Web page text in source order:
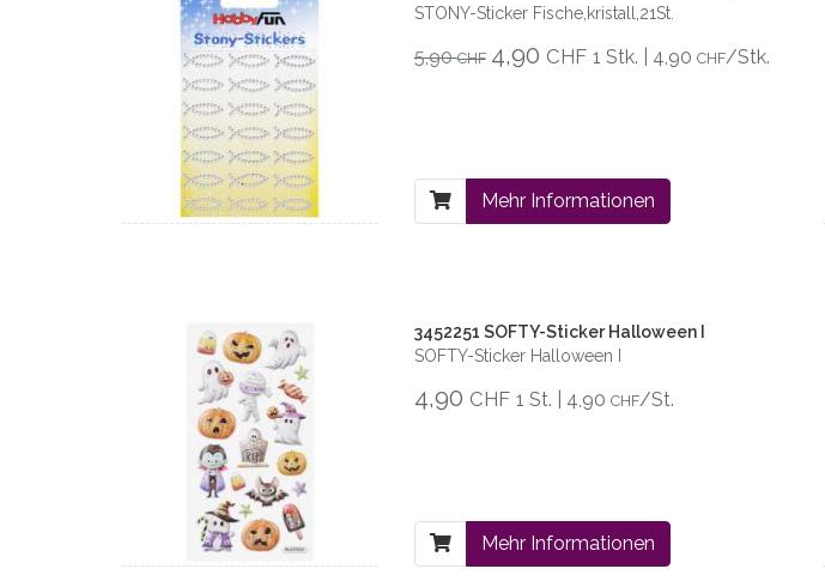
STONY-Sticker Fische,kristall,21St.
5,90CHF 4,90 CHF 1 Stk. | 4,90 CHF/Stk.
Mehr Informationen
3452251 SOFTY-Sticker Halloween I
SOFTY-Sticker Halloween I
4,90 CHF 1 St. | 4,90 CHF/St.
Mehr Informationen